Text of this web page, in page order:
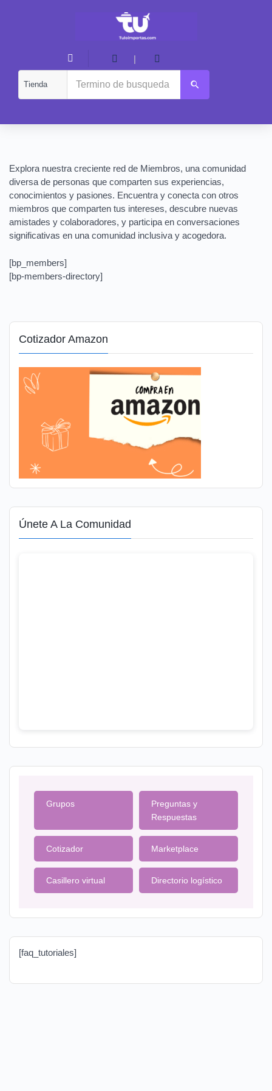
|
Explora nuestra creciente red de Miembros, una comunidad
diversa de personas que comparten sus experiencias,
conocimientos y pasiones. Encuentra y conecta con otros
miembros que comparten tus intereses, descubre nuevas
amistades y colaboradores, y participa en conversaciones
significativas en una comunidad inclusiva y acogedora.
[bp_members]
[bp-members-directory]
Cotizador Amazon
Únete A La Comunidad
Grupos
Preguntas y
Respuestas
Cotizador Marketplace
Casillero virtual Directorio logístico
[faq_tutoriales]